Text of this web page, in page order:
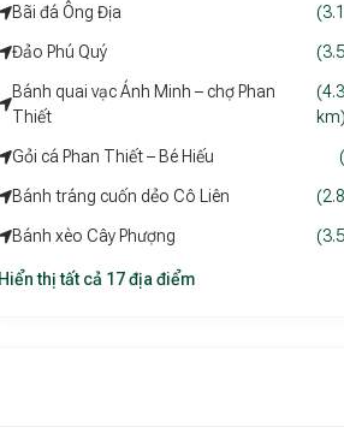
Bãi đá Ông Địa
Đảo Phú Quý
Bánh quai vạc Ánh Minh – chợ Phan
Thiết
km)
Gỏi cá Phan Thiết – Bé Hiếu
Bánh tráng cuốn dẻo Cô Liên
Bánh xèo Cây Phượng
Hiển thị tất cả 17 địa điểm